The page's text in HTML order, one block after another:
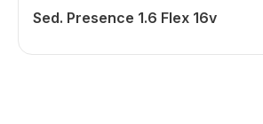
Sed. Presence 1.6 Flex 16v